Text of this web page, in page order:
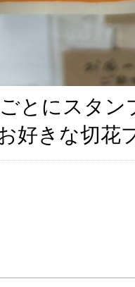
とにスタ
好きな切花